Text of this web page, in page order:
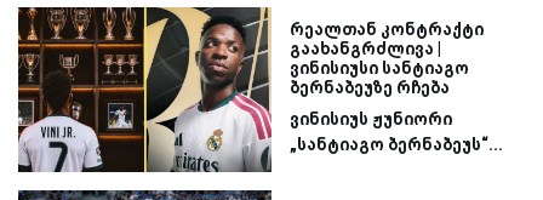
რეალთან კონტრაქტი
გაახანგრძლივა |
ვინისიუსი სანტიაგო
ბერნაბეუზე რჩება
ვინისიუს ჟუნიორი
„სანტიაგო ბერნაბეუს“...